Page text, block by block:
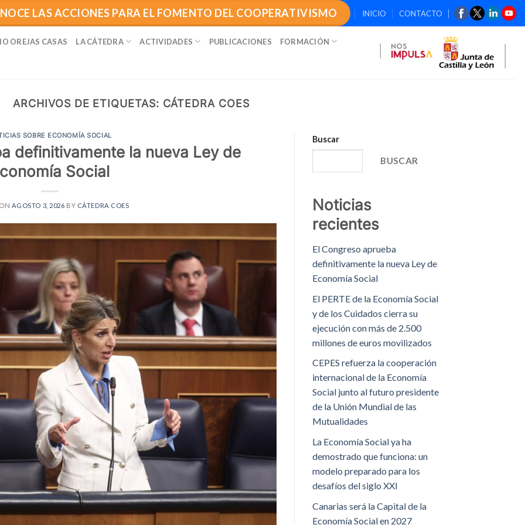
LAS ACCIONES PARA EL FOMENTO DEL COOPERATIVISMO INICIO CONTACTO
OREJAS CASAS LA CÁTEDRA ACTIVIDADES PUBLICACIONES FORMACIÓN
ARCHIVOS DE ETIQUETAS: CÁTEDRA COES
SOBRE ECONOMÍA SOCIAL
definitivamente la nueva Ley de
Social
AGOSTO 3, 2026 BY CÁTEDRA COES
Buscar
BUSCAR
Noticias
recientes
El Congreso aprueba
definitivamente la nueva Ley de
Economía Social
El PERTE de la Economía Social
y de los Cuidados cierra su
ejecución con más de 2.500
millones de euros movilizados
CEPES refuerza la cooperación
internacional de la Economía
Social junto al futuro presidente
de la Unión Mundial de las
Mutualidades
La Economía Social ya ha
demostrado que funciona: un
modelo preparado para los
desafíos del siglo XXI
Canarias será la Capital de la
Economía Social en 2027